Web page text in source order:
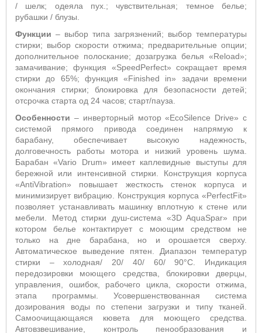
/ шелк; одеяла пух.; чувствительная; темное белье;
рубашки / блузы.
Функции – выбор типа загрязнений; выбор температуры
стирки; выбор скорости отжима; предварительные опции;
дополнительное полоскание; дозагрузка белья «Reload»;
замачивание; функция «SpeedPerfect» сокращает время
стирки до 65%; функция «Finished in» задачи времени
окончания стирки; блокировка для безопасности детей;
отсрочка старта од 24 часов; старт/пауза.
Особенности – инверторный мотор «EcoSilence Drive» с
системой прямого привода соединен напрямую к
барабану, обеспечивает высокую надежность,
долговечность работы мотора и низкий уровень шума.
Барабан «Vario Drum» имеет каплевидные выступы для
бережной или интенсивной стирки. Конструкция корпуса
«AntiVibration» повышает жесткость стенок корпуса и
минимизирует вибрацию. Конструкция корпуса «PerfectFit»
позволяет устанавливать машинку вплотную к стене или
мебели. Метод стирки душ-система «3D AquaSpar» при
котором белье контактирует с моющим средством не
только на дне барабана, но и орошается сверху.
Автоматическое выведение пятен. Диапазон температур
стирки – холодная/ 20/ 40/ 60/ 90°С. Индикация
передозировки моющего средства, блокировки дверцы,
управления, ошибок, рабочего цикла, скорости отжима,
этапа программы. Усовершенствованная система
дозирования воды по степени загрузки и типу тканей.
Самоочищающаяся кювета для моющего средства.
Автовзвешивание, контроль пенообразования и